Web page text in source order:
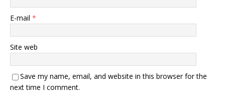
E-mail *
Site web
Save my name, email, and website in this browser for the
next time I comment.